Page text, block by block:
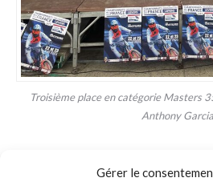
Gérer le
Troisième place en catégorie Masters
Anthony